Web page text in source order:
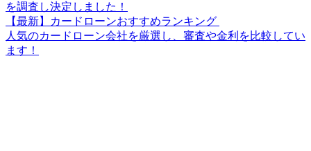
を調査し決定しました！
【最新】カードローンおすすめランキング
人気のカードローン会社を厳選し、審査や金利を比較してい
ます！